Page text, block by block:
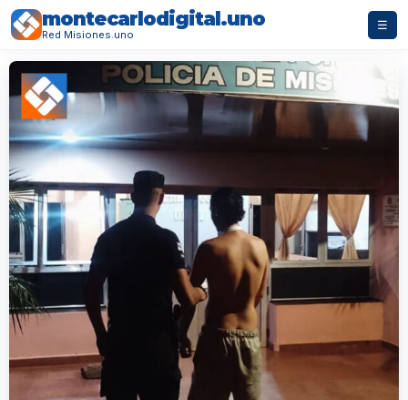
montecarlodigital.uno
Red Misiones.uno
☰